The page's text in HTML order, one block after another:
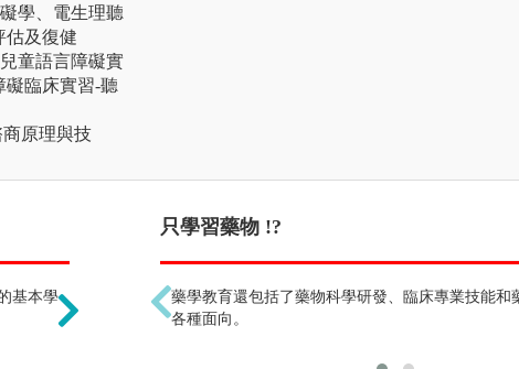
學、電生理聽
估及復健
童語言障礙實
礙臨床實習-聽
原理與技
基本學
只能在醫院工作 !?
可以在學校、診所、社福機構、安養院等地方工作，也可
療所或是從事相關輔具、療育工具或教材開發等等的相關工
只學習藥物 !?
藥學教育還包括了藥物科學研發、臨床專業技能和
各種面向。